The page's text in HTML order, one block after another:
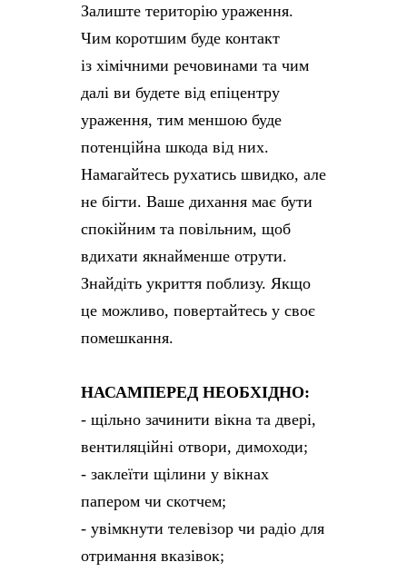
Залиште територію ураження.
Чим коротшим буде контакт
із хімічними речовинами та чим
далі ви будете від епіцентру
ураження, тим меншою буде
потенційна шкода від них.
Намагайтесь рухатись швидко, але
не бігти. Ваше дихання має бути
спокійним та повільним, щоб
вдихати якнайменше отрути.
Знайдіть укриття поблизу. Якщо
це можливо, повертайтесь у своє
помешкання.
НАСАМПЕРЕД НЕОБХІДНО:
- щільно зачинити вікна та двері,
вентиляційні отвори, димоходи;
- заклеїти щілини у вікнах
папером чи скотчем;
- увімкнути телевізор чи радіо для
отримання вказівок;